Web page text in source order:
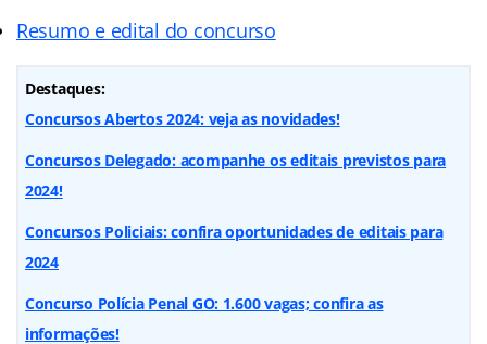
Resumo e edital do concurso
Destaques:
Concursos Abertos 2024: veja as novidades!
Concursos Delegado: acompanhe os editais previstos para
2024!
Concursos Policiais: confira oportunidades de editais para
2024
Concurso Polícia Penal GO: 1.600 vagas; confira as
informações!